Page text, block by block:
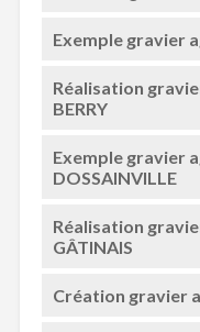
Exemple gravier
Réalisation
BERRY
Exemple gravier
DOSSAINVILLE
Réalisation
GÂTINAIS
Création gravier